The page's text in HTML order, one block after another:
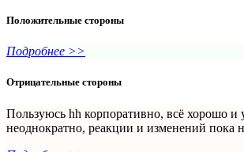
Положительные стороны
Подробнее >>
Отрицательные стороны
Пользуюсь hh корпоративно, всё хорошо
неоднократно, реакции и изменений